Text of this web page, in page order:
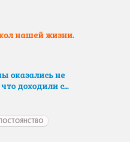
нашей жизни.
оказались не
доходили с...